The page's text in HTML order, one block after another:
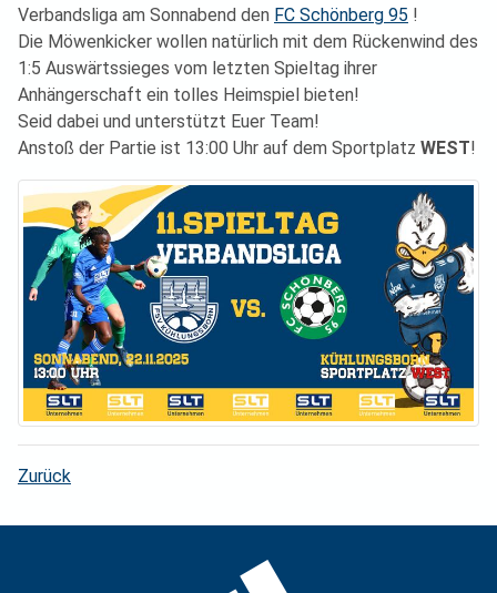
Verbandsliga am Sonnabend den FC Schönberg 95 !
Die Möwenkicker wollen natürlich mit dem Rückenwind des
1:5 Auswärtssieges vom letzten Spieltag ihrer
Anhängerschaft ein tolles Heimspiel bieten!
Seid dabei und unterstützt Euer Team!
Anstoß der Partie ist 13:00 Uhr auf dem Sportplatz WEST!
Zurück